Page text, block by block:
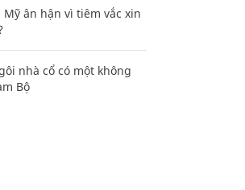
ân hận vì tiêm vắc xin
nhà cổ có một không
Bộ